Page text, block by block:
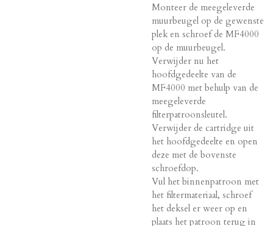
Monteer de meegeleverde
muurbeugel op de gewenste
plek en schroef de MF4000
op de muurbeugel.
Verwijder nu het
hoofdgedeelte van de
MF4000 met behulp van de
meegeleverde
filterpatroonsleutel.
Verwijder de cartridge uit
het hoofdgedeelte en open
deze met de bovenste
schroefdop.
Vul het binnenpatroon met
het filtermateriaal, schroef
het deksel er weer op en
plaats het patroon terug in